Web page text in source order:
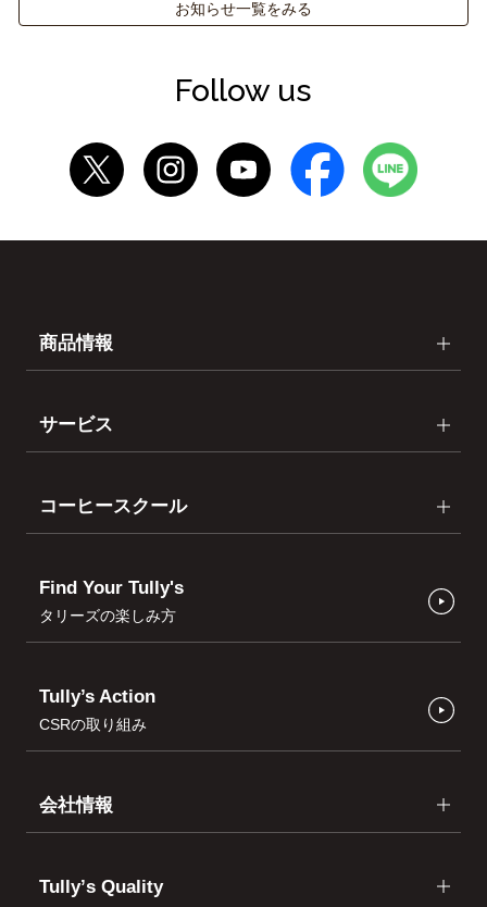
お知らせ一覧をみる
Follow us
商品情報
サービス
コーヒースクール
Find Your Tully's
タリーズの楽しみ方
Tully’s Action
CSRの取り組み
会社情報
Tullyʼs Quality